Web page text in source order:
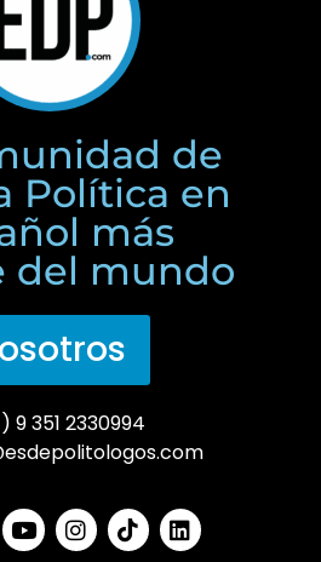
de
Política en
más
del mundo
9 351 2330994